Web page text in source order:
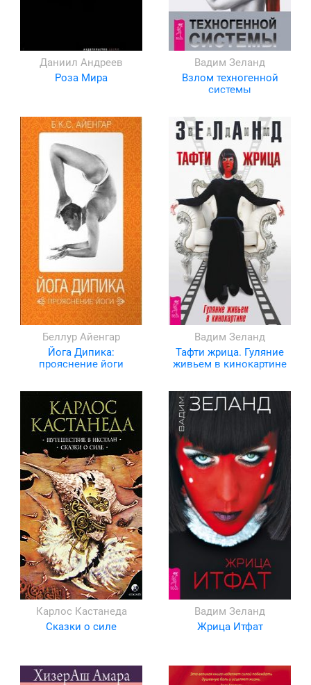
Даниил Андреев
Роза Мира
Вадим Зеланд
Взлом техногенной
системы
Беллур Айенгар
Йога Дипика:
прояснение йоги
Вадим Зеланд
Тафти жрица. Гуляние
живьем в кинокартине
Карлос Кастанеда
Сказки о силе
Вадим Зеланд
Жрица Итфат